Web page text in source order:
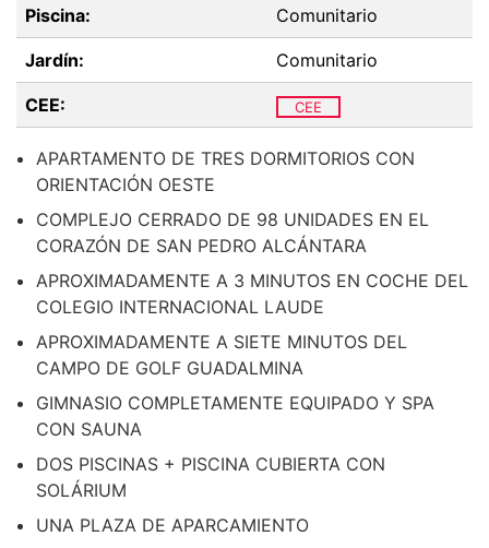
Piscina: Comunitario
Jardín: Comunitario
CEE: CEE
APARTAMENTO DE TRES DORMITORIOS CON
ORIENTACIÓN OESTE
COMPLEJO CERRADO DE 98 UNIDADES EN EL
CORAZÓN DE SAN PEDRO ALCÁNTARA
APROXIMADAMENTE A 3 MINUTOS EN COCHE DEL
COLEGIO INTERNACIONAL LAUDE
APROXIMADAMENTE A SIETE MINUTOS DEL
CAMPO DE GOLF GUADALMINA
GIMNASIO COMPLETAMENTE EQUIPADO Y SPA
CON SAUNA
DOS PISCINAS + PISCINA CUBIERTA CON
SOLÁRIUM
UNA PLAZA DE APARCAMIENTO